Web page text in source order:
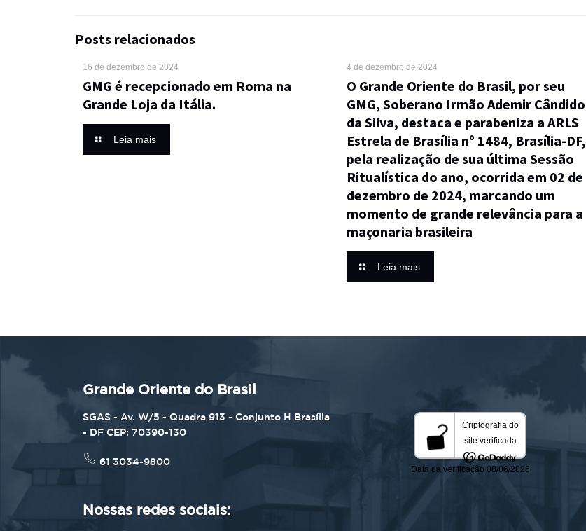
Posts relacionados
16 de dezembro de 2024
GMG é recepcionado em Roma na
Grande Loja da Itália.
Leia mais
4 de dezembro de 2024
O Grande Oriente do Brasil, por seu
GMG, Soberano Irmão Ademir Cândido
da Silva, destaca e parabeniza a ARLS
Estrela de Brasília nº 1484, Brasília-DF,
pela realização de sua última Sessão
Ritualística do ano, ocorrida em 02 de
dezembro de 2024, marcando um
momento de grande relevância para a
maçonaria brasileira
Leia mais
Grande Oriente do Brasil
SGAS - Av. W/5 - Quadra 913 - Conjunto H Brasília
- DF CEP: 70390-130
61 3034-9800
Nossas redes sociais: